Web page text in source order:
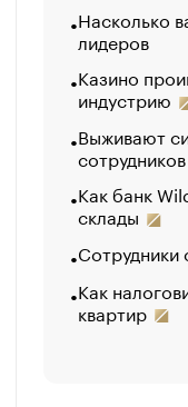
Насколько
лидеров
Казино
индустрию
Выживают
сотрудников
Как банк
склады
Сотрудники
Как
квартир